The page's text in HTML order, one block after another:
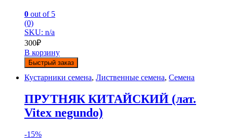
0 out of 5
(0)
SKU: n/a
300₽
В корзину
Быстрый заказ
Кустарники семена, Лиственные семена, Семена
ПРУТНЯК КИТАЙСКИЙ (лат.
Vitex negundo)
-15%